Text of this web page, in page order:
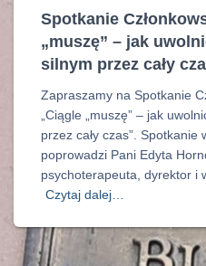
Spotkanie
„muszę” – jak
silnym przez cały
Zapraszamy na Spotkanie
„Ciągle „muszę” – jak
przez cały czas”. Spotkanie
poprowadzi Pani Edyta
psychoterapeuta, dyrektor i
Czytaj dalej…